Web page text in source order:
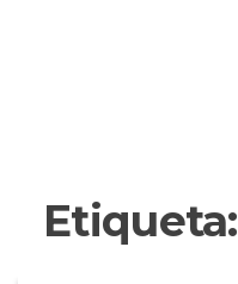
Etiqueta: